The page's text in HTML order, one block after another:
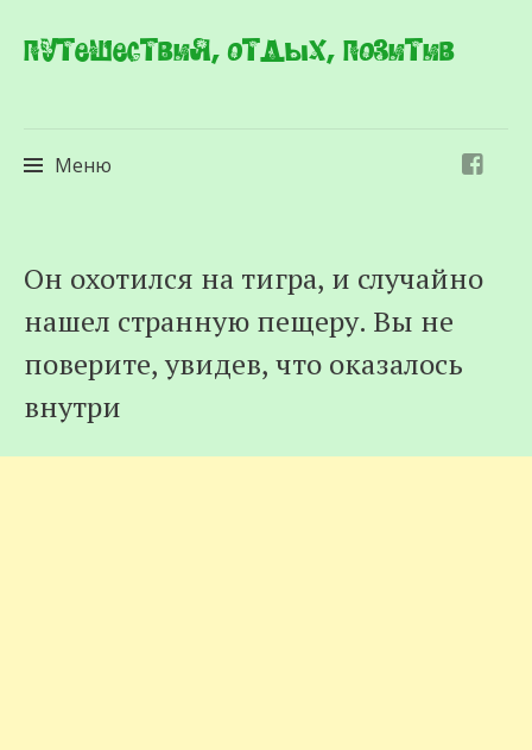
Путешествия, отдых, позитив
Меню
к
содержимому
Он охотился на тигра, и случайно
нашел странную пещеру. Вы не
поверите, увидев, что оказалось
внутри